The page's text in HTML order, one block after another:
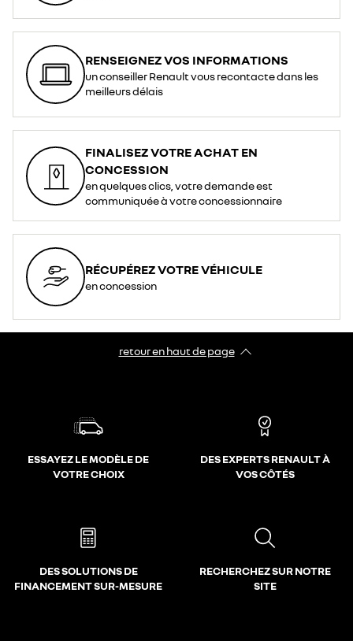
RENSEIGNEZ VOS INFORMATIONS
un conseiller Renault vous recontacte dans les
meilleurs délais
FINALISEZ VOTRE ACHAT EN
CONCESSION
en quelques clics, votre demande est
communiquée à votre concessionnaire
RÉCUPÉREZ VOTRE VÉHICULE
en concession
retour en haut de page​
ESSAYEZ LE MODÈLE DE
VOTRE CHOIX
DES EXPERTS RENAULT À
VOS CÔTÉS
DES SOLUTIONS DE
FINANCEMENT SUR-MESURE
RECHERCHEZ SUR NOTRE
SITE